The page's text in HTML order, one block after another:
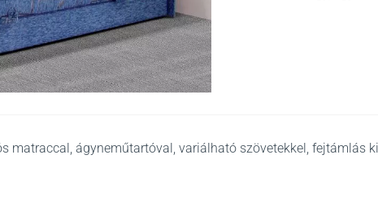
matraccal, ágyneműtartóval, variálható szövetekkel, fejtámlás